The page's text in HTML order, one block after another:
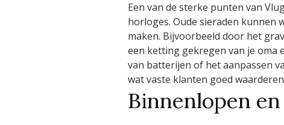
Een van de sterke punten van
horloges. Oude sieraden kunnen
maken. Bijvoorbeeld door het
een ketting gekregen van je oma
van batterijen of het aanpassen
wat vaste klanten goed
Binnenlopen